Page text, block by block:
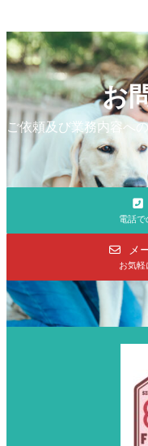
お
ご依頼及び業務内容へ
電話で
メ
お気